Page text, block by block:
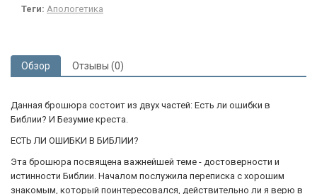
Теги: Апологетика
Обзор Отзывы (0)
Данная брошюра состоит из двух частей: Есть ли ошибки в
Библии? И Безумие креста.
ЕСТЬ ЛИ ОШИБКИ В БИБЛИИ?
Эта брошюра посвящена важнейшей теме - достоверности и
истинности Библии. Началом послужила переписка с хорошим
знакомым, который поинтересовался, действительно ли я верю в